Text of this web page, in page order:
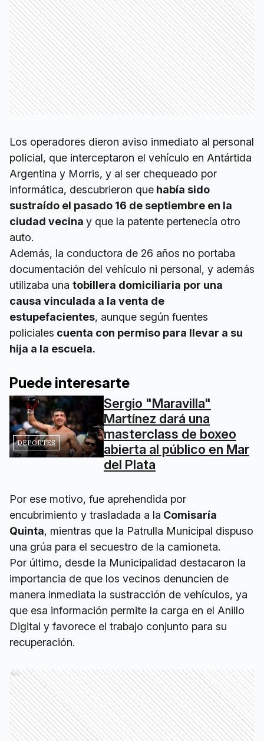
Los operadores dieron aviso inmediato al personal
policial, que interceptaron el vehículo en Antártida
Argentina y Morris, y al ser chequeado por
informática, descubrieron que había sido
sustraído el pasado 16 de septiembre en la
ciudad vecina y que la patente pertenecía otro
auto.
Además, la conductora de 26 años no portaba
documentación del vehículo ni personal, y además
utilizaba una tobillera domiciliaria por una
causa vinculada a la venta de
estupefacientes, aunque según fuentes
policiales cuenta con permiso para llevar a su
hija a la escuela.
Puede interesarte
DEPORTES
Sergio "Maravilla"
Martínez dará una
masterclass de boxeo
abierta al público en Mar
del Plata
Por ese motivo, fue aprehendida por
encubrimiento y trasladada a la Comisaría
Quinta, mientras que la Patrulla Municipal dispuso
una grúa para el secuestro de la camioneta.
Por último, desde la Municipalidad destacaron la
importancia de que los vecinos denuncien de
manera inmediata la sustracción de vehículos, ya
que esa información permite la carga en el Anillo
Digital y favorece el trabajo conjunto para su
recuperación.
Ads